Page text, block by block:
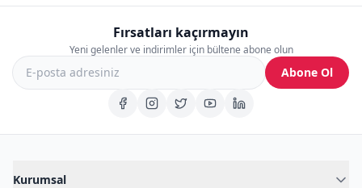
Fırsatları kaçırmayın
Yeni gelenler ve indirimler için bültene abone olun
Abone Ol
Kurumsal